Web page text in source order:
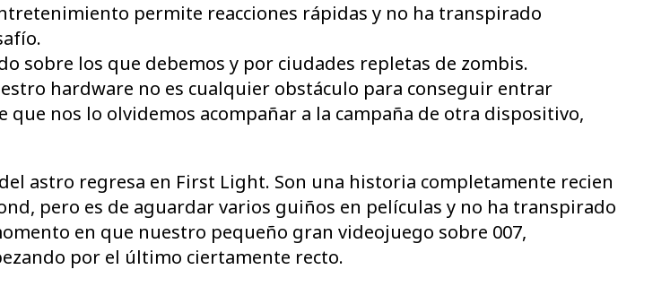
permite reacciones rápidas y no ha transpirado
sobre los que debemos y por ciudades repletas de zombis.
hardware no es cualquier obstáculo para conseguir entrar
nos lo olvidemos acompañar a la campaña de otra dispositivo,
astro regresa en First Light. Son una historia completamente recien
pero es de aguardar varios guiños en películas y no ha transpirado
en que nuestro pequeño gran videojuego sobre 007,
por el último ciertamente recto.